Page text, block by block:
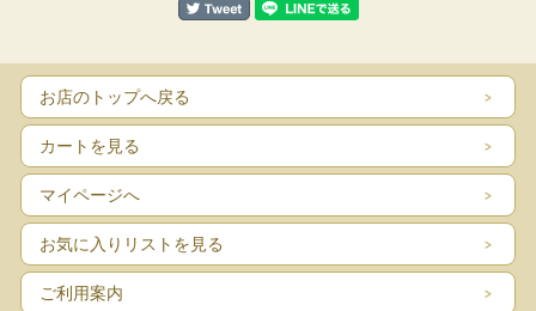
お店のトップへ戻る
カートを見る
マイページへ
お気に入りリストを見る
ご利用案内